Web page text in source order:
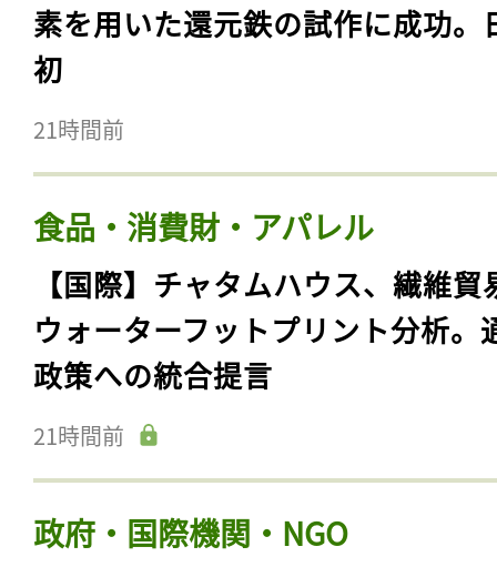
素を用いた還元鉄の試作に成功。
初
21時間前
食品・消費財・アパレル
【国際】チャタムハウス、繊維貿
ウォーターフットプリント分析。
政策への統合提言
21時間前
政府・国際機関・NGO